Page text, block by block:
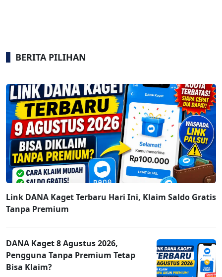
BERITA PILIHAN
Link DANA Kaget Terbaru Hari Ini, Klaim Saldo Gratis
Tanpa Premium
DANA Kaget 8 Agustus 2026,
Pengguna Tanpa Premium Tetap
Bisa Klaim?